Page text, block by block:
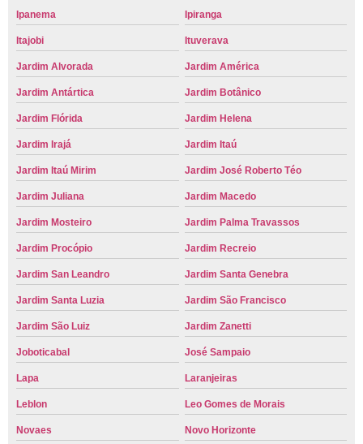
Ipanema Ipiranga
Itajobi Ituverava
Jardim Alvorada Jardim América
Jardim Antártica Jardim Botânico
Jardim Flórida Jardim Helena
Jardim Irajá Jardim Itaú
Jardim Itaú Mirim Jardim José Roberto Téo
Jardim Juliana Jardim Macedo
Jardim Mosteiro Jardim Palma Travassos
Jardim Procópio Jardim Recreio
Jardim San Leandro Jardim Santa Genebra
Jardim Santa Luzia Jardim São Francisco
Jardim São Luiz Jardim Zanetti
Joboticabal José Sampaio
Lapa Laranjeiras
Leblon Leo Gomes de Morais
Novaes Novo Horizonte